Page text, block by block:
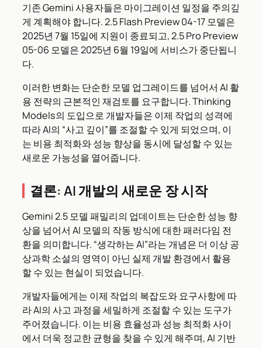
기존 Gemini 사용자들은 마이그레이션 일정을 주의깊
게 계획해야 합니다. 2.5 Flash Preview 04-17 모델은
2025년 7월 15일에 지원이 종료되고, 2.5 Pro Preview
05-06 모델은 2025년 6월 19일에 서비스가 중단됩니
다.
이러한 변화는 단순한 모델 업그레이드를 넘어서 AI 활
용 전략의 근본적인 재검토를 요구합니다. Thinking
Models의 도입으로 개발자들은 이제 작업의 성격에
따라 AI의 “사고 깊이”를 조절할 수 있게 되었으며, 이
는 비용 최적화와 성능 향상을 동시에 달성할 수 있는
새로운 가능성을 열어줍니다.
결론: AI 개발의 새로운 장 시작
Gemini 2.5 모델 패밀리의 업데이트는 단순한 성능 향
상을 넘어서 AI 모델의 작동 방식에 대한 패러다임 전
환을 의미합니다. “생각하는 AI”라는 개념은 더 이상 공
상과학 소설의 영역이 아닌 실제 개발 환경에서 활용
할 수 있는 현실이 되었습니다.
개발자들에게는 이제 작업의 복잡도와 요구사항에 따
라 AI의 사고 과정을 세밀하게 조절할 수 있는 도구가
주어졌습니다. 이는 비용 효율성과 성능 최적화 사이
에서 더욱 정교한 균형을 찾을 수 있게 해주며, AI 기반